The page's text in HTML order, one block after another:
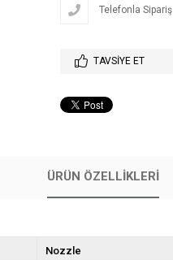
Telefonla Sipariş
TAVSIYE ET
ÜRÜN ÖZELLIKLERI
Nozzle